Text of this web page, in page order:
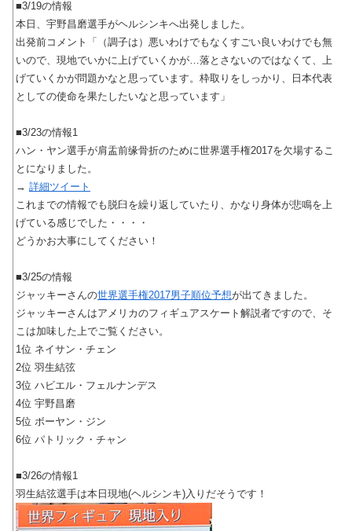
■3/19の情報
本日、宇野昌磨選手がヘルシンキへ出発しました。
出発前コメント「（調子は）悪いわけでもなくすごい良いわけでも無
いので、現地でいかに上げていくかが…落とさないのではなくて、上
げていくかが問題かなと思っています。枠取りをしっかり、日本代表
としての使命を果たしたいなと思っています」
■3/23の情報1
ハン・ヤン選手が肩盂前缘骨折のために世界選手権2017を欠場するこ
とになりました。
→ 詳細ツイート
これまでの情報でも脱臼を繰り返していたり、かなり身体が悲鳴を上
げている感じでした・・・・
どうかお大事にしてください！
■3/25の情報
ジャッキーさんの世界選手権2017男子順位予想が出てきました。
ジャッキーさんはアメリカのフィギュアスケート解説者ですので、そ
こは加味した上でご覧ください。
1位 ネイサン・チェン
2位 羽生結弦
3位 ハビエル・フェルナンデス
4位 宇野昌磨
5位 ボーヤン・ジン
6位 パトリック・チャン
■3/26の情報1
羽生結弦選手は本日現地(ヘルシンキ)入りだそうです！